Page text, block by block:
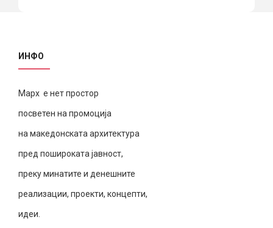
ИНФО
Марх е нет простор
посветен на промоција
на македонската архитектура
пред пошироката јавност,
преку минатите и денешните
реализации, проекти, концепти,
идеи.